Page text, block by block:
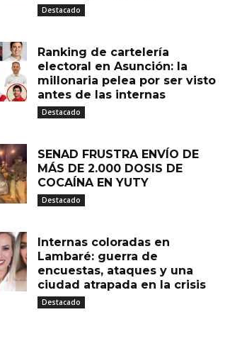
Destacado
Ranking de cartelería
electoral en Asunción: la
millonaria pelea por ser visto
antes de las internas
Destacado
SENAD FRUSTRA ENVÍO DE
MÁS DE 2.000 DOSIS DE
COCAÍNA EN YUTY
Destacado
Internas coloradas en
Lambaré: guerra de
encuestas, ataques y una
ciudad atrapada en la crisis
Destacado